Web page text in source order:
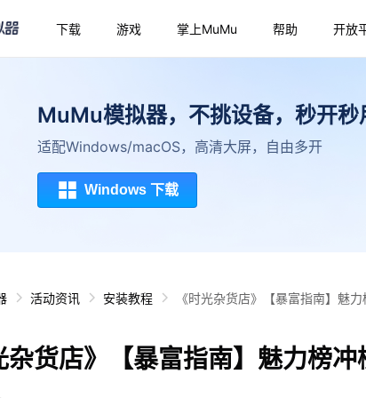
下载 游戏 掌上MuMu 帮助 开放
MuMu模拟器，不挑设备，秒开秒
适配Windows/macOS，高清大屏，自由多开
Windows 下载
活动资讯 安装教程 《时光杂货店》【暴富指南】魅
杂货店》【暴富指南】魅力榜冲